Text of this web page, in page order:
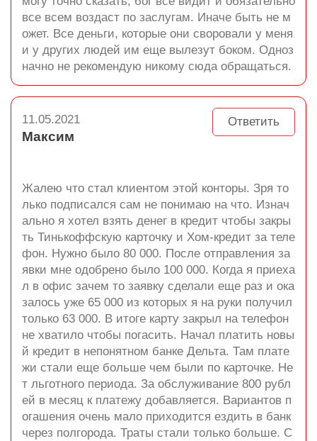
все всем воздаст по заслугам. Иначе быть не м
ожет. Все деньги, которые они своровали у меня
и у других людей им еще вылезут боком. Одноз
начно не рекомендую никому сюда обращаться.
Ответить
11.05.2021
Максим
Жалею что стал клиентом этой конторы. Зря то
лько подписался сам не понимаю на что. Изнач
ально я хотел взять денег в кредит чтобы закры
ть Тинькоффскую карточку и Хом-кредит за теле
фон. Нужно было 80 000. После отправления за
явки мне одобрено было 100 000. Когда я приеха
л в офис зачем то заявку сделали еще раз и ока
залось уже 65 000 из которых я на руки получил
только 63 000. В итоге карту закрыл на телефон
не хватило чтобы погасить. Начал платить новы
й кредит в непонятном банке Дельта. Там плате
жи стали еще больше чем были по карточке. Не
т льготного периода. За обслуживание 800 рубл
ей в месяц к платежу добавляется. Вариантов п
огашения очень мало приходится ездить в банк
через полгорода. Траты стали только больше. С